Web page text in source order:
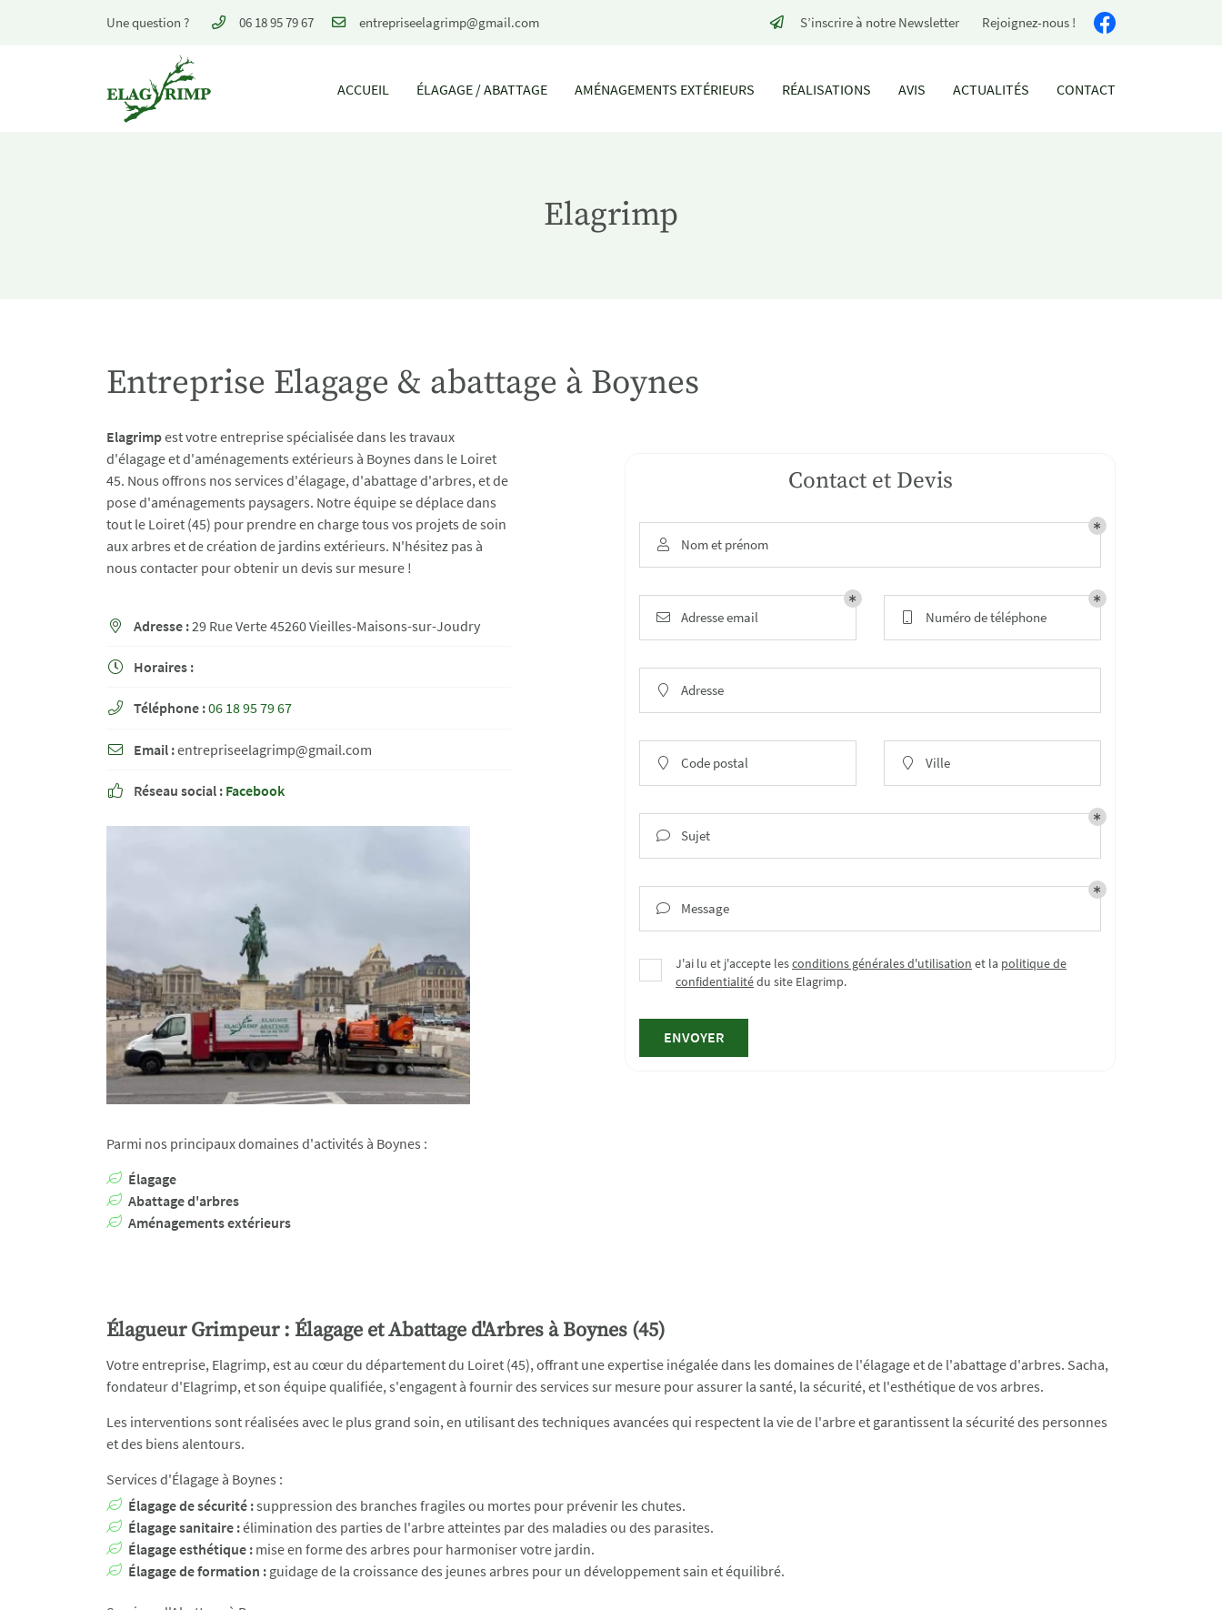
Une question ? 06 18 95 79 67 S’inscrire à notre Newsletter Rejoignez-nous !
ACCUEIL ÉLAGAGE / ABATTAGE AMÉNAGEMENTS EXTÉRIEURS RÉALISATIONS AVIS ACTUALITÉS CONTACT
45260 Vieilles-Maisons-sur-Joudry
06 18 95 79 67
Rafraîchir le captcha
En cochant cette case, vous consentez à recevoir nos propositions commerciales à l'adresse
email indiqué ci-dessus. Vous pouvez vous désinscrire à tout moment en utilisant
le formulaire
de désinscription.
INSCRIPTION
Elagrimp
Entreprise Elagage & abattage à Boynes
Elagrimpest votre entreprise spécialisée dans les travaux
d'élagage et d'aménagements extérieurs à Boynes dans le Loiret
45. Nous offrons nos services d'élagage, d'abattage d'arbres, et de
pose d'aménagements paysagers. Notre équipe se déplace dans
tout le Loiret (45) pour prendre en charge tous vos projets de soin
aux arbres et de création de jardins extérieurs. N'hésitez pas à
nous contacter pour obtenir un devis sur mesure !
 Adresse :29 Rue Verte 45260 Vieilles-Maisons-sur-Joudry
 Horaires :
 Téléphone :06 18 95 79 67
 Email :entrepriseelagrimp@gmail.com
 Réseau social : Facebook
Parmi nos principaux domaines d'activités à Boynes :
Élagage
Abattage d'arbres
Aménagements extérieurs
Contact et Devis
 Nom et prénom
 Adresse email Numéro de téléphone
 Adresse
 Code postal  Ville
 Sujet
 Message
J'ai lu et j'accepte lesconditions générales d'utilisation et la politique de
confidentialitédu site Elagrimp.
ENVOYER
Élagueur Grimpeur : Élagage et Abattage d'Arbres à Boynes (45)
Votre entreprise, Elagrimp, est au cœur du département du Loiret (45), offrant une expertise inégalée dans les domaines de l'élagage et de l'abattage d'arbres. Sacha,
fondateur d'Elagrimp, et son équipe qualifiée, s'engagent à fournir des services sur mesure pour assurer la santé, la sécurité, et l'esthétique de vos arbres.
Les interventions sont réalisées avec le plus grand soin, en utilisant des techniques avancées qui respectent la vie de l'arbre et garantissent la sécurité des personnes
et des biens alentours.
Services d'Élagage à Boynes :
Élagage de sécurité :suppression des branches fragiles ou mortes pour prévenir les chutes.
Élagage sanitaire :élimination des parties de l'arbre atteintes par des maladies ou des parasites.
Élagage esthétique : mise en forme des arbres pour harmoniser votre jardin.
Élagage de formation : guidage de la croissance des jeunes arbres pour un développement sain et équilibré.